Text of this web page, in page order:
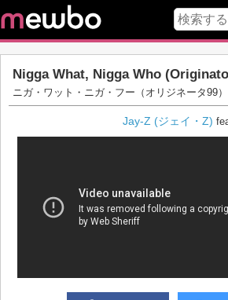
Nigga What, Nigga Who
ニガ・ワット・ニガ・フー（オリジネータ99）
Jay-Z (ジェイ・Z)